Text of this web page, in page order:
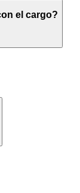
el cargo?